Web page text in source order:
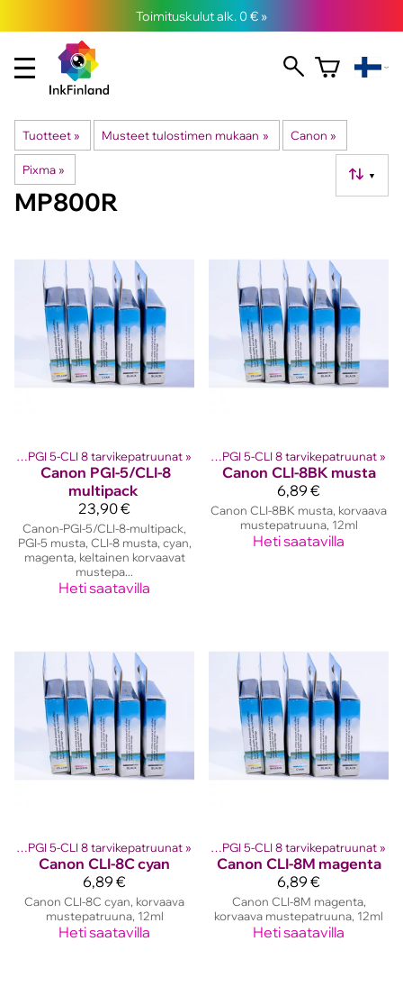
Toimituskulut alk. 0 € »
Tuotteet ‪» Musteet tulostimen mukaan ‪» Canon ‪»
Pixma ‪» ▼
MP800R
Canon PGI 5-CLI 8 tarvikepatruunat ‪»
Canon PGI-5/CLI-8
multipack
23,90 €
Canon-PGI-5/CLI-8-multipack,
PGI-5 musta, CLI-8 musta, cyan,
magenta, keltainen korvaavat
mustepa...
Heti saatavilla
kasetit ‪»Canon mustekasetit‪» Canon PGI 5-CLI 8 tarvikepatruunat ‪»
Canon CLI-8BK musta
6,89 €
Canon CLI-8BK musta, korvaava
mustepatruuna, 12ml
Heti saatavilla
Canon PGI 5-CLI 8 tarvikepatruunat ‪»
Canon CLI-8C cyan
6,89 €
Canon CLI-8C cyan, korvaava
mustepatruuna, 12ml
Heti saatavilla
kasetit ‪»Canon mustekasetit‪» Canon PGI 5-CLI 8 tarvikepatruunat ‪»
Canon CLI-8M magenta
6,89 €
Canon CLI-8M magenta,
korvaava mustepatruuna, 12ml
Heti saatavilla